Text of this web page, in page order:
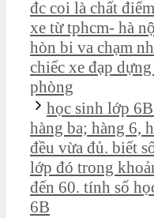
đc coi là chất
xe từ tphcm- hà
hòn bi va chạm
chiếc xe đạp
phòng
học sinh lớp
hàng ba; hàng 6,
đều vừa đủ. biết
lớp đó trong
đến 60. tính số
6B